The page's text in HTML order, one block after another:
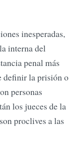
inesperadas,
interna del
penal más
definir la prisión o
personas
los jueces de la
proclives a las